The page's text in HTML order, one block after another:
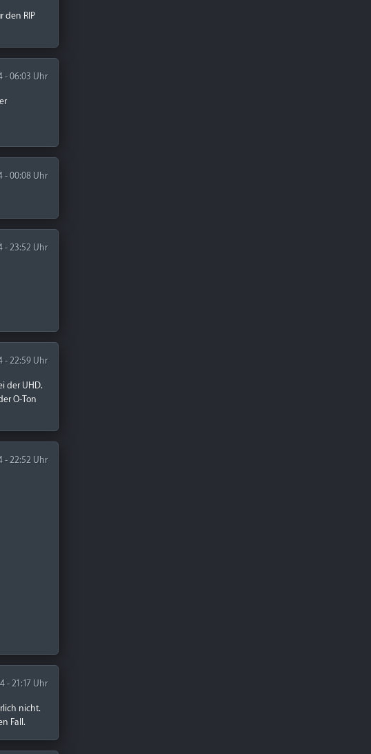
den RIP
- 06:03 Uhr
- 00:08 Uhr
- 23:52 Uhr
- 22:59 Uhr
der UHD.
O-Ton
- 22:52 Uhr
- 21:17 Uhr
nicht.
Fall.